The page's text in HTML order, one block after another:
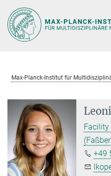
Hauptinhalt
Max-Planck-Institut für
Facility
+49